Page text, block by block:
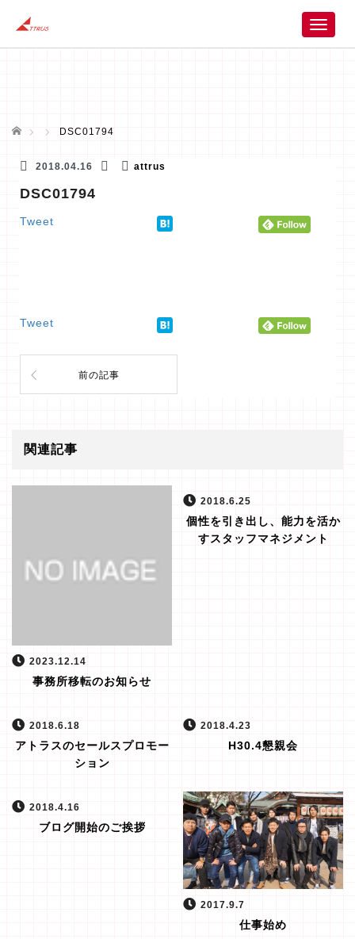
T
ホーム DSC01794
2018.04.16 attrus
DSC01794
Tweet
Tweet
前の記事
関連記事
2023.12.14
事務所移転のお知らせ
2018.6.25
個性を引き出し、能力を活か
すスタッフマネジメント
2018.6.18
アトラスのセールスプロモー
ション
2018.4.23
H30.4懇親会
2018.4.16
ブログ開始のご挨拶
2017.9.7
仕事始め